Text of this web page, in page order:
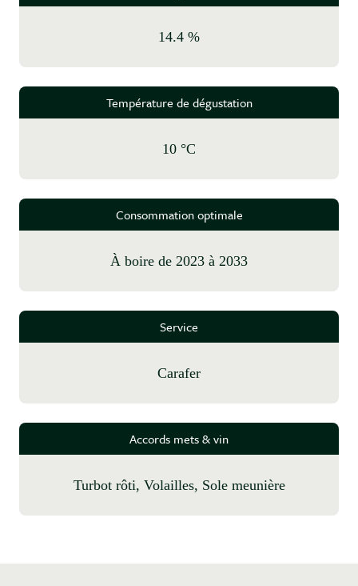
14.4 %
Température de dégustation
10 °C
Consommation optimale
à boire de 2023 à 2033
Service
Carafer
Accords mets & vin
Turbot rôti, Volailles, Sole meunière